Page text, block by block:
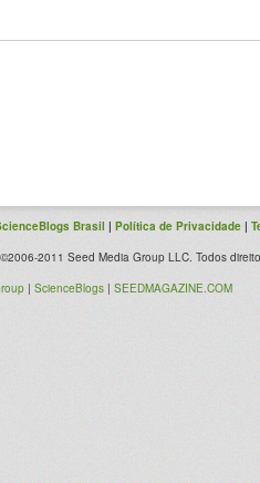
Brasil | Política de Privacidade |
2011 Seed Media Group LLC. Todos
| ScienceBlogs | SEEDMAGAZINE.COM